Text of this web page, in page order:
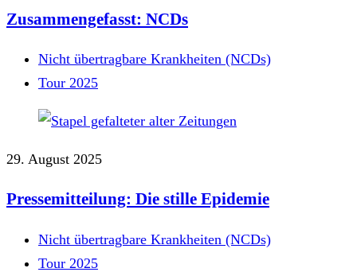
Zusammengefasst: NCDs
Nicht übertragbare Krankheiten (NCDs)
Tour 2025
29. August 2025
Pressemitteilung: Die stille Epidemie
Nicht übertragbare Krankheiten (NCDs)
Tour 2025